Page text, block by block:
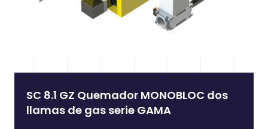
SC 8.1 GZ Quemador MONOBLOC dos
llamas de gas serie GAMA